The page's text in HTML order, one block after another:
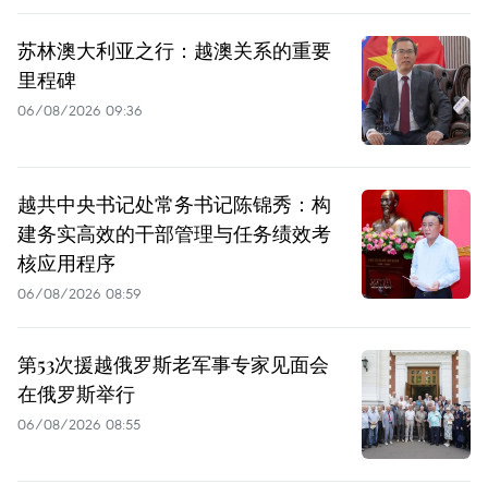
苏林澳大利亚之行：越澳关系的重要
里程碑
06/08/2026 09:36
越共中央书记处常务书记陈锦秀：构
建务实高效的干部管理与任务绩效考
核应用程序
06/08/2026 08:59
第53次援越俄罗斯老军事专家见面会
在俄罗斯举行
06/08/2026 08:55